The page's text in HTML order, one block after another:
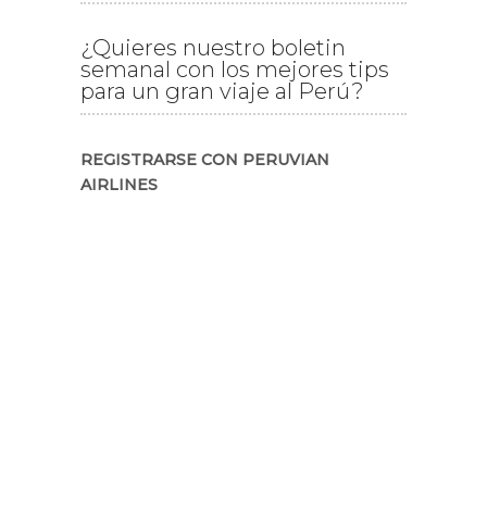
¿Quieres nuestro boletin
semanal con los mejores tips
para un gran viaje al Perú?
REGISTRARSE CON PERUVIAN
AIRLINES